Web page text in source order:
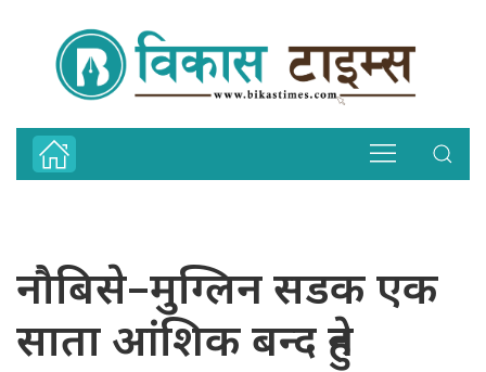
नौबिसे–मुग्लिन सडक एक
साता आंशिक बन्द हुने